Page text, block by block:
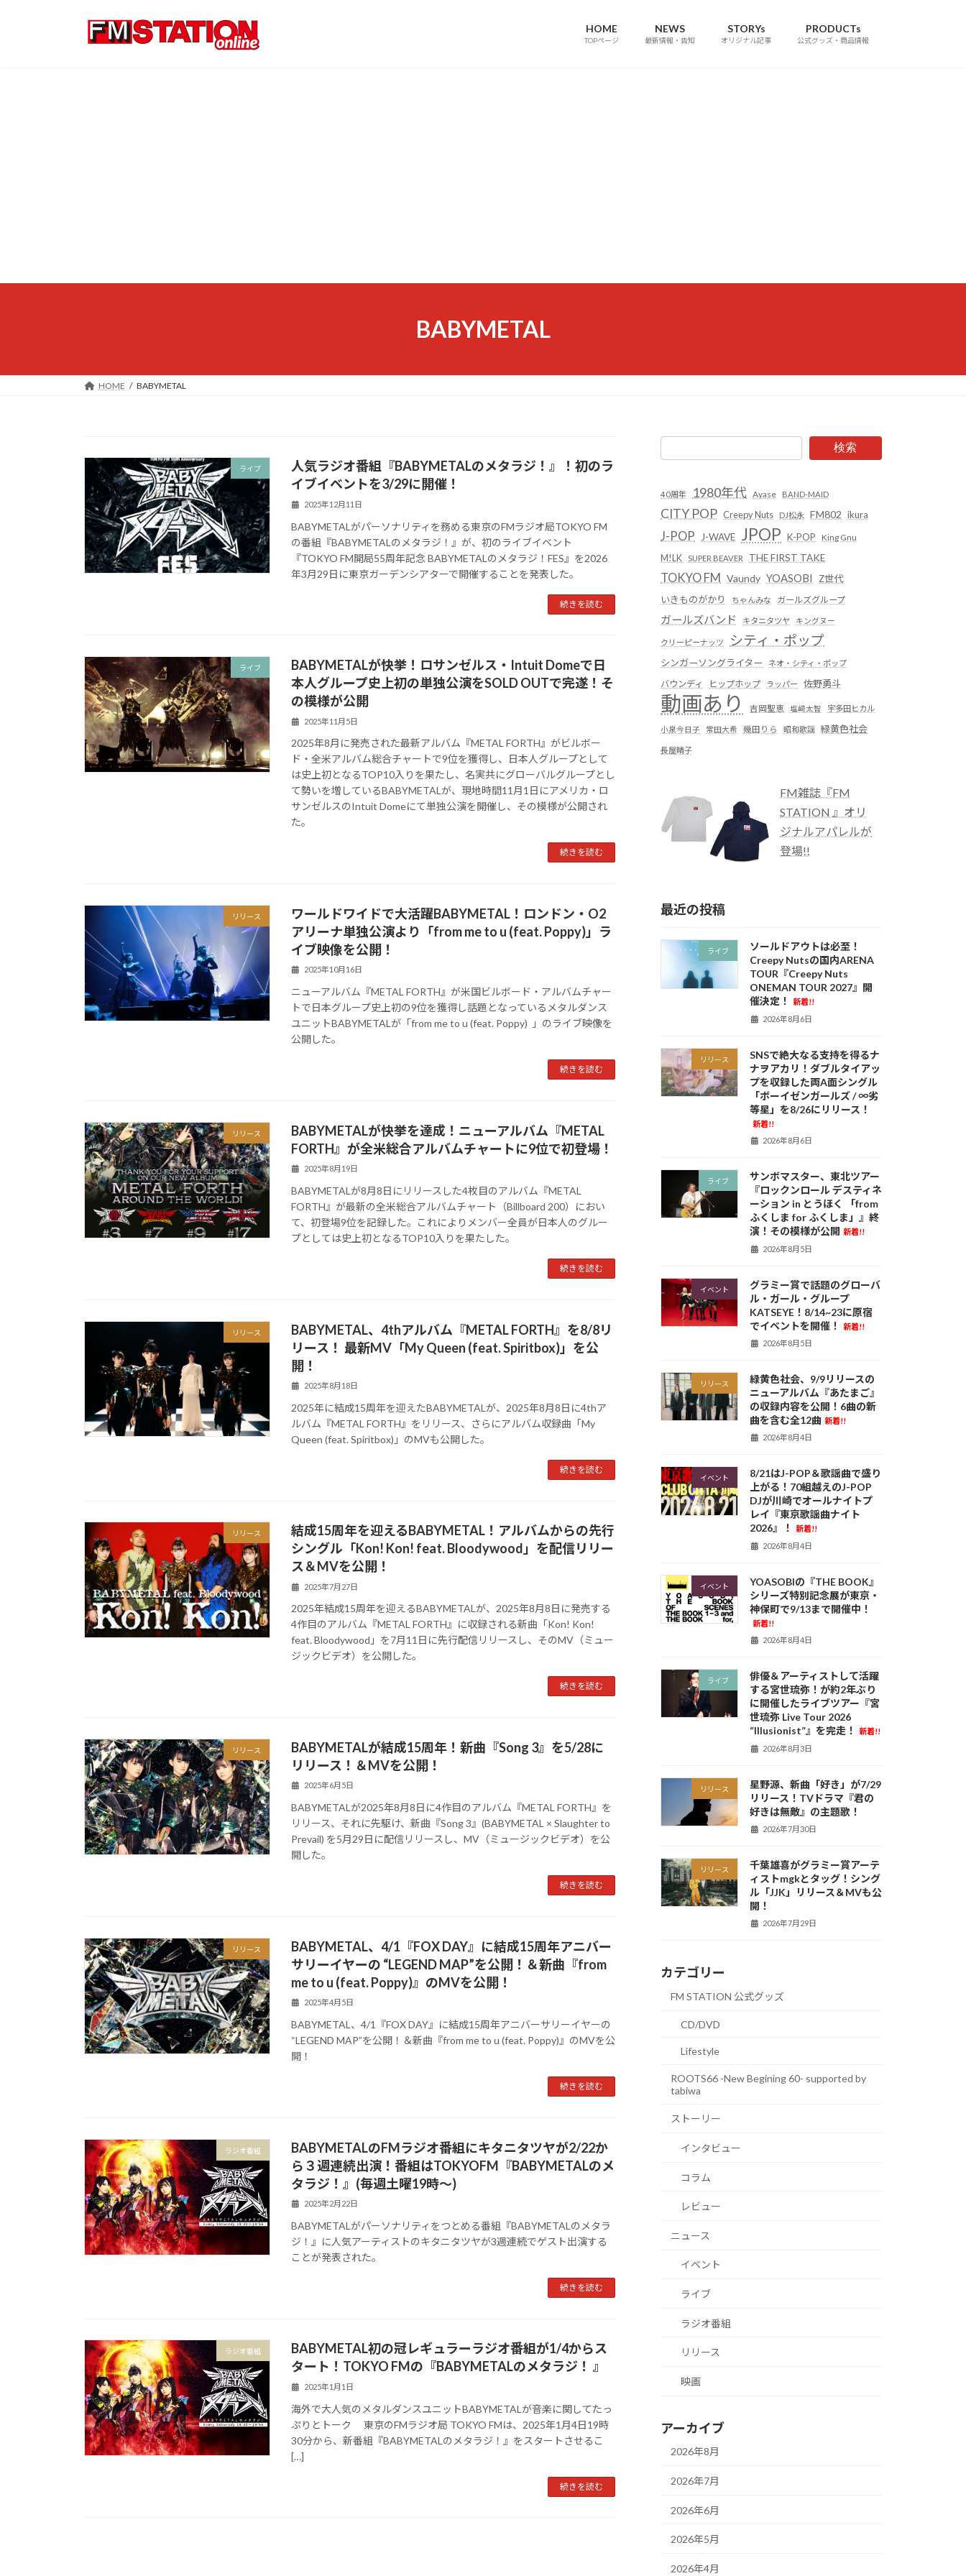
HOME
TOPページ
NEWS
最新情報・告知
STORYs
オリジナル記事
PRODUCTs
公式グッズ・商品情報
BABYMETAL
HOME BABYMETAL
ライブ
人気ラジオ番組『BABYMETALのメタラジ！』！初のラ
イブイベントを3/29に開催！
2025年12月11日
BABYMETALがパーソナリティを務める東京のFMラジオ局TOKYO FM
の番組『BABYMETALのメタラジ！』が、初のライブイベント
『TOKYO FM開局55周年記念 BABYMETALのメタラジ！FES』を2026
年3月29日に東京ガーデンシアターで開催することを発表した。
続きを読む
ライブ
BABYMETALが快挙！ロサンゼルス・Intuit Domeで日
本人グループ史上初の単独公演をSOLD OUTで完遂！そ
の模様が公開
2025年11月5日
2025年8月に発売された最新アルバム『METAL FORTH』がビルボー
ド・全米アルバム総合チャートで9位を獲得し、日本人グループとして
は史上初となるTOP10入りを果たし、名実共にグローバルグループとし
て勢いを増しているBABYMETALが、現地時間11月1日にアメリカ・ロ
サンゼルスのIntuit Domeにて単独公演を開催し、その模様が公開され
た。
続きを読む
リリース
ワールドワイドで大活躍BABYMETAL！ロンドン・O2
アリーナ単独公演より「from me to u (feat. Poppy)」ラ
イブ映像を公開！
2025年10月16日
ニューアルバム『METAL FORTH』が米国ビルボード・アルバムチャー
トで日本グループ史上初の9位を獲得し話題となっているメタルダンス
ユニットBABYMETALが「from me to u (feat. Poppy) 」のライブ映像を
公開した。
続きを読む
リリース
BABYMETALが快挙を達成！ニューアルバム『METAL
FORTH』が全米総合アルバムチャートに9位で初登場！
2025年8月19日
BABYMETALが8月8日にリリースした4枚目のアルバム『METAL
FORTH』が最新の全米総合アルバムチャート（Billboard 200）におい
て、初登場9位を記録した。これによりメンバー全員が日本人のグルー
プとしては史上初となるTOP10入りを果たした。
続きを読む
リリース
BABYMETAL、4thアルバム『METAL FORTH』を8/8リ
リース！ 最新MV「My Queen (feat. Spiritbox)」を公
開！
2025年8月18日
2025年に結成15周年を迎えたBABYMETALが、2025年8月8日に4thア
ルバム『METAL FORTH』をリリース、さらにアルバム収録曲「My
Queen (feat. Spiritbox)」のMVも公開した。
続きを読む
リリース
結成15周年を迎えるBABYMETAL！アルバムからの先行
シングル「Kon! Kon! feat. Bloodywood」を配信リリー
ス＆MVを公開！
2025年7月27日
2025年結成15周年を迎えるBABYMETALが、2025年8月8日に発売する
4作目のアルバム『METAL FORTH』に収録される新曲「Kon! Kon!
feat. Bloodywood」を7月11日に先行配信リリースし、そのMV（ミュー
ジックビデオ）を公開した。
続きを読む
リリース
BABYMETALが結成15周年！新曲『Song 3』を5/28に
リリース！＆MVを公開！
2025年6月5日
BABYMETALが2025年8月8日に4作目のアルバム『METAL FORTH』を
リリース、それに先駆け、新曲『Song 3』(BABYMETAL × Slaughter to
Prevail) を5月29日に配信リリースし、MV（ミュージックビデオ）を公
開した。
続きを読む
リリース
BABYMETAL、4/1『FOX DAY』に結成15周年アニバー
サリーイヤーの “LEGEND MAP”を公開！＆新曲『from
me to u (feat. Poppy)』のMVを公開！
2025年4月5日
BABYMETAL、4/1『FOX DAY』に結成15周年アニバーサリーイヤーの
“LEGEND MAP”を公開！＆新曲『from me to u (feat. Poppy)』のMVを公
開！
続きを読む
ラジオ番組
BABYMETALのFMラジオ番組にキタニタツヤが2/22か
ら３週連続出演！番組はTOKYOFM『BABYMETALのメ
タラジ！』(毎週土曜19時〜)
2025年2月22日
BABYMETALがパーソナリティをつとめる番組『BABYMETALのメタラ
ジ！』に人気アーティストのキタニタツヤが3週連続でゲスト出演する
ことが発表された。
続きを読む
ラジオ番組
BABYMETAL初の冠レギュラーラジオ番組が1/4からス
タート！TOKYO FMの『BABYMETALのメタラジ！ 』
2025年1月1日
海外で大人気のメタルダンスユニットBABYMETALが音楽に関してたっ
ぷりとトーク 東京のFMラジオ局 TOKYO FMは、2025年1月4日19時
30分から、新番組『BABYMETALのメタラジ！』をスタートさせるこ
[…]
続きを読む
検索
40周年 1980年代 Ayase BAND-MAID
CITY POP Creepy Nuts DJ松永 FM802 ikura
J-POP J-WAVE JPOP K-POP
King Gnu
M!LK
SUPER BEAVER THE FIRST TAKE
TOKYO FM Vaundy YOASOBI
Z世代
いきものがかり
ちゃんみな ガールズグループ
ガールズバンド キタニタツヤ キングヌー
クリーピーナッツ シティ・ポップ
シンガーソングライター ネオ・シティ・ポップ
バウンディ ヒップホップ ラッパー 佐野勇斗
動画あり 吉岡聖恵 塩﨑太智 宇多田ヒカル
小泉今日子 常田大希 幾田りら 昭和歌謡 緑黄色社会
長屋晴子
FM雑誌『FM
STATION 』オリ
ジナルアパレルが
登場!!
最近の投稿
ライブ
ソールドアウトは必至！
Creepy Nutsの国内ARENA
TOUR『Creepy Nuts
ONEMAN TOUR 2027』開
催決定！
新着!!
2026年8月6日
リリース
SNSで絶大なる支持を得るナ
ナヲアカリ！ダブルタイアッ
プを収録した両A面シングル
「ボーイゼンガールズ / ∞劣
等星」を8/26にリリース！
新着!!
2026年8月6日
ライブ
サンボマスター、東北ツアー
『ロックンロール デスティネ
ーション in とうほく 「from
ふくしま for ふくしま」』終
演！その模様が公開 新着!!
2026年8月5日
イベント
グラミー賞で話題のグローバ
ル・ガール・グループ
KATSEYE！8/14~23に原宿
でイベントを開催！
新着!!
2026年8月5日
リリース
緑黄色社会、9/9リリースの
ニューアルバム『あたまご』
の収録内容を公開！6曲の新
曲を含む全12曲 新着!!
2026年8月4日
イベント
8/21はJ-POP＆歌謡曲で盛り
上がる！70組越えのJ-POP
DJが川崎でオールナイトプ
レイ『東京歌謡曲ナイト
2026』！
新着!!
2026年8月4日
イベント
YOASOBIの『THE BOOK』
シリーズ特別記念展が東京・
神保町で9/13まで開催中！
新着!!
2026年8月4日
ライブ
俳優＆アーティストして活躍
する宮世琉弥！が約2年ぶり
に開催したライブツアー『宮
世琉弥 Live Tour 2026
“Illusionist”』を完走！
新着!!
2026年8月3日
リリース
星野源、新曲「好き」が7/29
リリース！TVドラマ『君の
好きは無敵』の主題歌！
2026年7月30日
リリース
千葉雄喜がグラミー賞アーテ
ィストmgkとタッグ！シング
ル「JJK」リリース＆MVも公
開！
2026年7月29日
カテゴリー
FM STATION 公式グッズ
CD/DVD
Lifestyle
ROOTS66 -New Begining 60- supported by
tabiwa
ストーリー
インタビュー
コラム
レビュー
ニュース
イベント
ライブ
ラジオ番組
リリース
映画
アーカイブ
2026年8月
2026年7月
2026年6月
2026年5月
2026年4月